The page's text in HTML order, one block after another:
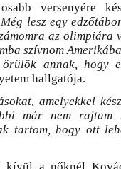
versenyére
lesz egy
az olimpiára
szívnom
annak, hogy
hallgatója.
amelyekkel
már nem rajtam
tartom, hogy ott